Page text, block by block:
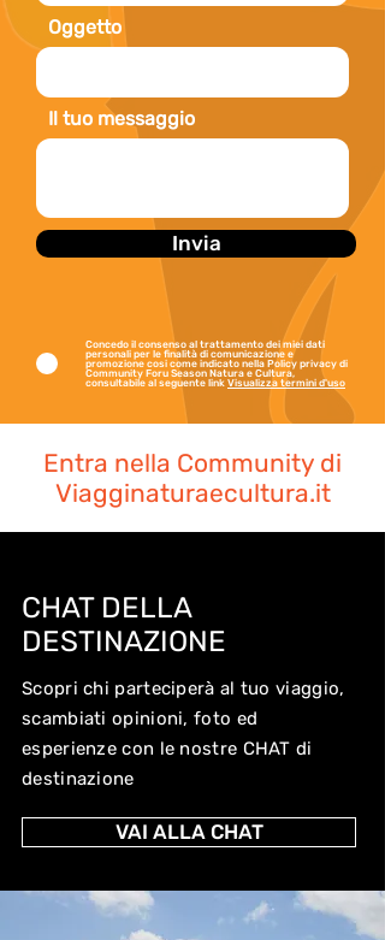
Oggetto
Il tuo messaggio
Invia
Concedo il consenso al trattamento dei miei dati
personali per le finalità di comunicazione e
promozione cosi come indicato nella Policy privacy di
Community Foru Season Natura e Cultura,
consultabile al seguente link Visualizza termini d'uso
Entra nella Community di
Viagginaturaecultura.it
CHAT DELLA
DESTINAZIONE
Scopri chi parteciperà al tuo viaggio,
scambiati opinioni, foto ed
esperienze con le nostre CHAT di
destinazione
VAI ALLA CHAT